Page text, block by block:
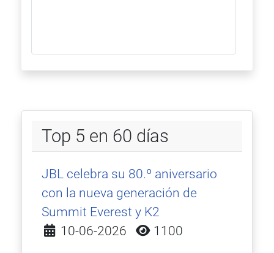
Top 5 en 60 días
JBL celebra su 80.º aniversario
con la nueva generación de
Summit Everest y K2
Detalles
10-06-2026 1100